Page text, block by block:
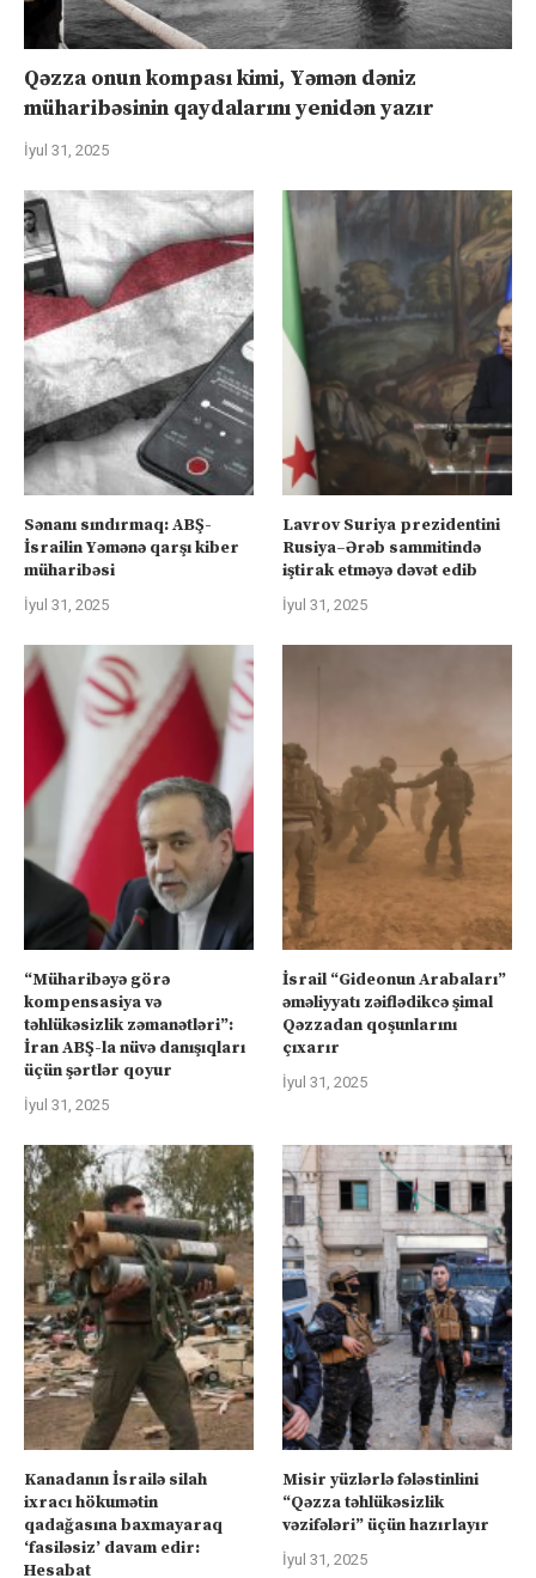
Qəzza onun kompası kimi, Yəmən dəniz
müharibəsinin qaydalarını yenidən yazır
İyul 31, 2025
Sənanı sındırmaq: ABŞ-
İsrailin Yəmənə qarşı kiber
müharibəsi
İyul 31, 2025
Lavrov Suriya prezidentini
Rusiya–Ərəb sammitində
iştirak etməyə dəvət edib
İyul 31, 2025
“Müharibəyə görə
kompensasiya və
təhlükəsizlik zəmanətləri”:
İran ABŞ-la nüvə danışıqları
üçün şərtlər qoyur
İyul 31, 2025
İsrail “Gideonun Arabaları”
əməliyyatı zəiflədikcə şimal
Qəzzadan qoşunlarını
çıxarır
İyul 31, 2025
Kanadanın İsrailə silah
ixracı hökumətin
qadağasına baxmayaraq
‘fasiləsiz’ davam edir:
Hesabat
Misir yüzlərlə fələstinlini
“Qəzza təhlükəsizlik
vəzifələri” üçün hazırlayır
İyul 31, 2025